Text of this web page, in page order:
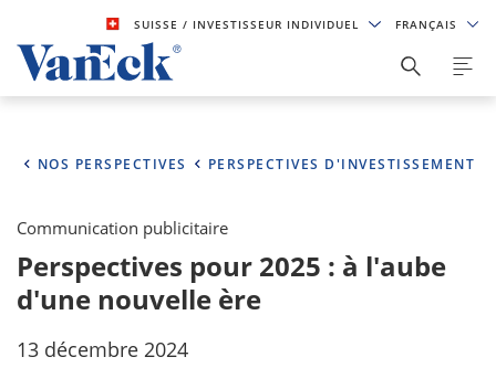
SUISSE/ INVESTISSEUR INDIVIDUEL FRANÇAIS
NOS PERSPECTIVES PERSPECTIVES D'INVESTISSEMENT
Communication publicitaire
Perspectives pour 2025 : à l'aube
d'une nouvelle ère
13 décembre 2024